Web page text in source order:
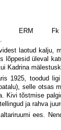
ERM
.
laotud kalju,
lõppesid üleval
Kadrina
1925, toodud
selle otsas
Kivi tõstmise
ja rahva
ees.